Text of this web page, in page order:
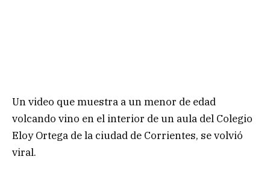
Un video que muestra a un menor de edad
volcando vino en el interior de un aula del Colegio
Eloy Ortega de la ciudad de Corrientes, se volvió
viral.